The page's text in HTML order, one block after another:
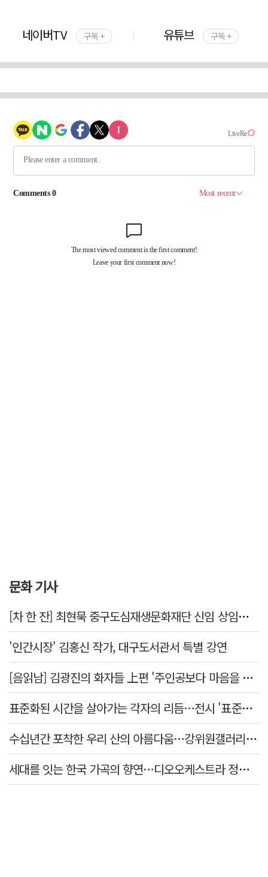
네이버TV 구독 + 유튜브 구독 +
문화 기사
[차 한 잔] 최현묵 중구도심재생문화재단 신임 상임이사 "서문시장·경상감영 등 지역 자원 활용…문화의 일상화"
'인간시장' 김홍신 작가, 대구도서관서 특별 강연
[음읽남] 김광진의 화자들 上편 '주인공보다 마음을 쓴 사람'
표준화된 시간을 살아가는 각자의 리듬…전시 '표준시차'
수십년간 포착한 우리 산의 아름다움…강위원갤러리 '팔공·지리展' 개최
세대를 잇는 한국 가곡의 향연…디오오케스트라 정기연주회 '노래의 날개 위에'